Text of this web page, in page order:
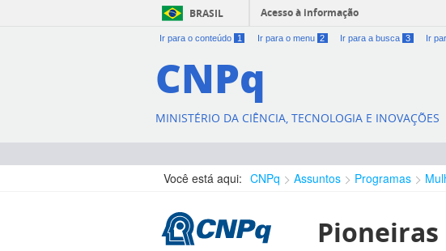
BRASIL Acesso à informação
Ir para o conteúdo 1 Ir para o menu 2 Ir para a busca 3 Ir
CNPq
MINISTÉRIO DA CIÊNCIA, TECNOLOGIA E INOVAÇÕES
Você está aqui: CNPq Assuntos Programas
Pioneiras